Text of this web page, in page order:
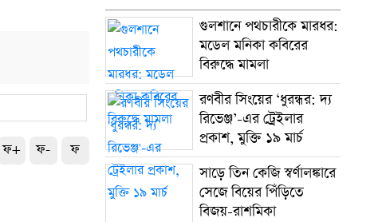
ফ+ ফ- ফ
গুলশানে পথচারীকে মারধর:
মডেল মনিকা কবিরের
বিরুদ্ধে মামলা
রণবীর সিংয়ের ‘ধুরন্ধর: দ্য
রিভেঞ্জ’-এর ট্রেইলার
প্রকাশ, মুক্তি ১৯ মার্চ
সাড়ে তিন কেজি স্বর্ণালঙ্কারে
সেজে বিয়ের পিঁড়িতে
বিজয়-রাশমিকা